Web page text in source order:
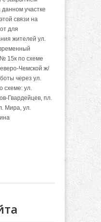
участке
связи на
для
жителей ул.
15к по схеме
Чемской ж/
через ул.
схеме: ул.
Гвардейцев, пл.
Мира, ул.